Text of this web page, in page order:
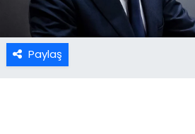
Paylaş